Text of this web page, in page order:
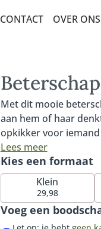
CONTACT OVER ONS
Beterschap
Met dit mooie
aan hem of haar
opkikker voor
bevat een prachtige
Heliconia. Ons
bestsellers en
steken. Tip: bestel
luxueuze bonbons of
Lees meer
Kies een formaat
Klein
29,98
Voeg een